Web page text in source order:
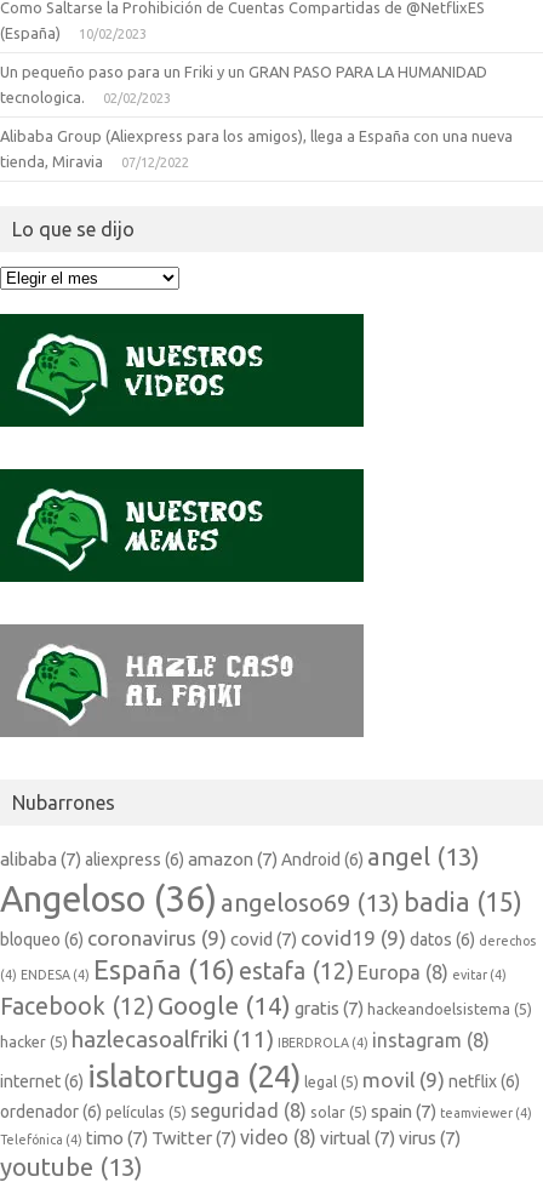
Como Saltarse la Prohibición de Cuentas Compartidas de @NetflixES
(España)
10/02/2023
Un pequeño paso para un Friki y un GRAN PASO PARA LA HUMANIDAD
tecnologica.
02/02/2023
Alibaba Group (Aliexpress para los amigos), llega a España con una nueva
tienda, Miravia
07/12/2022
Lo que se dijo
Lo
Nubarrones
alibaba (7) aliexpress (6) amazon (7) Android (6) angel (13)
Angeloso (36) angeloso69 (13) badia (15)
bloqueo (6) coronavirus (9) covid (7) covid19 (9) datos (6) derechos
(4) ENDESA (4) España (16) estafa (12) Europa (8) evitar (4)
Facebook (12) Google (14) gratis (7) hackeandoelsistema (5)
hacker (5) hazlecasoalfriki (11) IBERDROLA (4) instagram (8)
internet(6) islatortuga (24) legal (5) movil (9) netflix(6)
ordenador(6) películas (5) seguridad (8) solar (5) spain (7) teamviewer (4)
Telefónica (4) timo (7) Twitter(7) video (8) virtual (7) virus (7)
youtube (13)